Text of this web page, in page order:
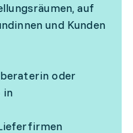
auf
und Kunden
oder
in